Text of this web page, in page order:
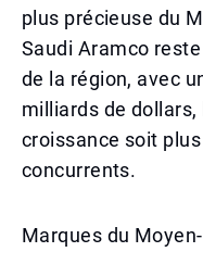
plus précieuse du
Saudi Aramco
de la région, avec
milliards de dollars,
croissance soit
concurrents.
Marques du